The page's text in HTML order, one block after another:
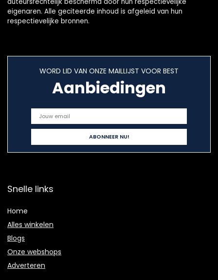
eigenaren. Alle geciteerde inhoud is afgeleid van hun
respectievelijke bronnen.
WORD LID VAN ONZE MAILLIJST VOOR BEST
Aanbiedingen
Snelle links
Home
Alles winkelen
Blogs
Onze webshops
Adverteren